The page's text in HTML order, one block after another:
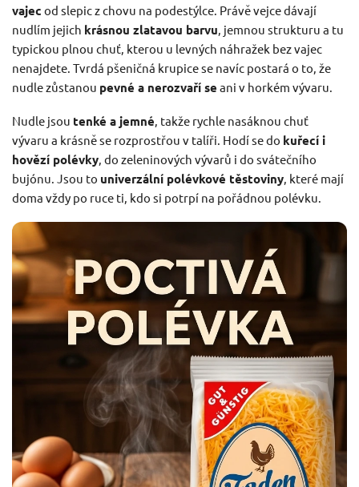
vajec od slepic z chovu na podestýlce. Právě vejce dávají
nudlím jejich krásnou zlatavou barvu , jemnou strukturu a tu
typickou plnou chuť, kterou u levných náhražek bez vajec
nenajdete. Tvrdá pšeničná krupice se navíc postará o to, že
nudle zůstanou pevné a nerozvaří se ani v horkém vývaru.
Nudle jsou tenké a jemné , takže rychle nasáknou chuť
vývaru a krásně se rozprostřou v talíři. Hodí se do kuřecí i
hovězí polévky , do zeleninových vývarů i do svátečního
bujónu. Jsou to univerzální polévkové těstoviny , které mají
doma vždy po ruce ti, kdo si potrpí na pořádnou polévku.